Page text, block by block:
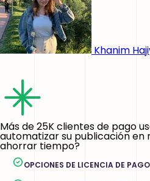
Khanim
Más de 25K clientes de pago
automatizar su publicación en
ahorrar tiempo?
OPCIONES DE LICENCIA DE